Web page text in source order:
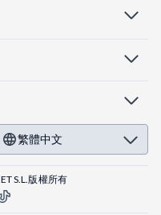
繁體中文
S.L.版權所有